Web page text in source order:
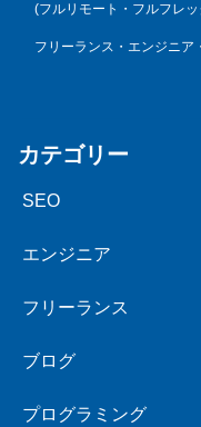
(フルリモート・フルフレ
フリーランス・エンジニア
カテゴリー
SEO
エンジニア
フリーランス
ブログ
プログラミング